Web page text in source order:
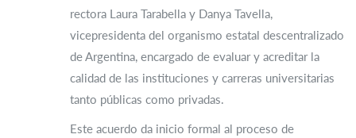
rectora Laura Tarabella y Danya Tavella,
vicepresidenta del organismo estatal descentralizado
de Argentina, encargado de evaluar y acreditar la
calidad de las instituciones y carreras universitarias
tanto públicas como privadas.
Este acuerdo da inicio formal al proceso de